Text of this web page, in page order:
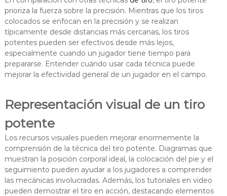
prioriza la fuerza sobre la precisión. Mientras que los tiros
colocados se enfocan en la precisión y se realizan
típicamente desde distancias más cercanas, los tiros
potentes pueden ser efectivos desde más lejos,
especialmente cuando un jugador tiene tiempo para
prepararse. Entender cuándo usar cada técnica puede
mejorar la efectividad general de un jugador en el campo.
Representación visual de un tiro
potente
Los recursos visuales pueden mejorar enormemente la
comprensión de la técnica del tiro potente. Diagramas que
muestran la posición corporal ideal, la colocación del pie y el
seguimiento pueden ayudar a los jugadores a comprender
las mecánicas involucradas. Además, los tutoriales en video
pueden demostrar el tiro en acción, destacando elementos